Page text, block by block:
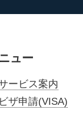
ュー
ービス案内
ビザ申請(VISA)